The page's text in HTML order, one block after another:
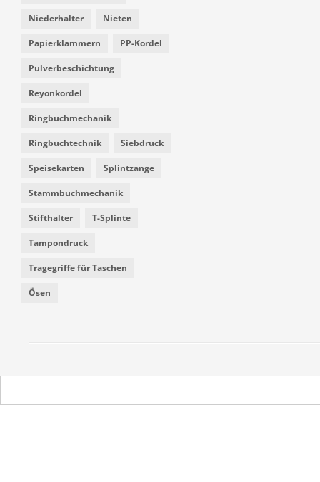
Niederhalter Nieten
Papierklammern PP-Kordel
Pulverbeschichtung
Reyonkordel
Ringbuchmechanik
Ringbuchtechnik Siebdruck
Speisekarten Splintzange
Stammbuchmechanik
Stifthalter T-Splinte
Tampondruck
Tragegriffe für Taschen
Ösen